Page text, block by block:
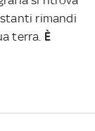
rimandi
terra. È